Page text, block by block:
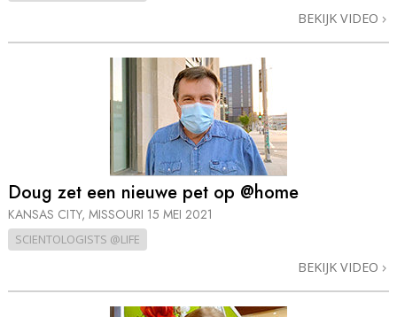
BEKIJK VIDEO
Doug zet een nieuwe pet op @home
KANSAS CITY, MISSOURI 15 MEI 2021
SCIENTOLOGISTS @LIFE
BEKIJK VIDEO